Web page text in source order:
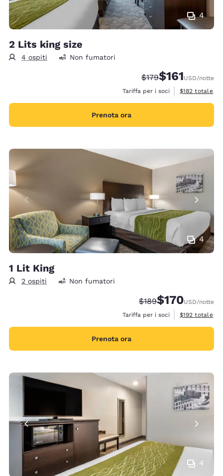
4
2 Lits king size
4 ospiti Non fumatori
Tariffa di barratura:
$179Tariffa scontata:
$161USD/notte
Tariffa per i soci
Visualizza i
$182 totale
Prenota ora
4
1 Lit King
2 ospiti Non fumatori
Tariffa di barratura:
$189Tariffa scontata:
$170USD/notte
Tariffa per i soci
Visualizza i
$192 totale
Prenota ora
4